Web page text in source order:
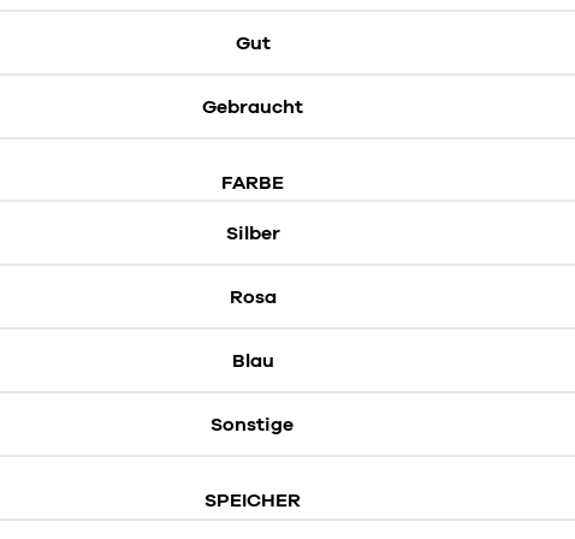
Gut
Gebraucht
FARBE
Silber
Rosa
Blau
Sonstige
SPEICHER